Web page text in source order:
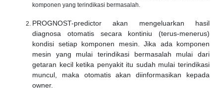
komponen yang terindikasi bermasalah.
PROGNOST-predictor akan mengeluarkan hasil
diagnosa otomatis secara kontiniu (terus-menerus)
kondisi setiap komponen mesin. Jika ada komponen
mesin yang mulai terindikasi bermasalah mulai dari
getaran kecil ketika penyakit itu sudah mulai terindikasi
muncul, maka otomatis akan diinformasikan kepada
owner.